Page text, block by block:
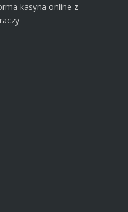
kasyna online z